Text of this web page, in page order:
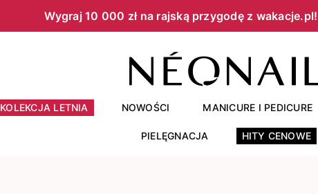
Wygraj 10 000 zł na rajską przygodę z wakacje.pl!​
KOLEKCJA LETNIA NOWOŚCI MANICURE I PEDICURE
PIELĘGNACJA HITY CENOWE